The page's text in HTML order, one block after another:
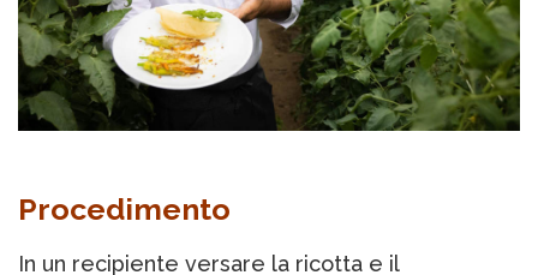
Procedimento
In un recipiente versare la ricotta e il